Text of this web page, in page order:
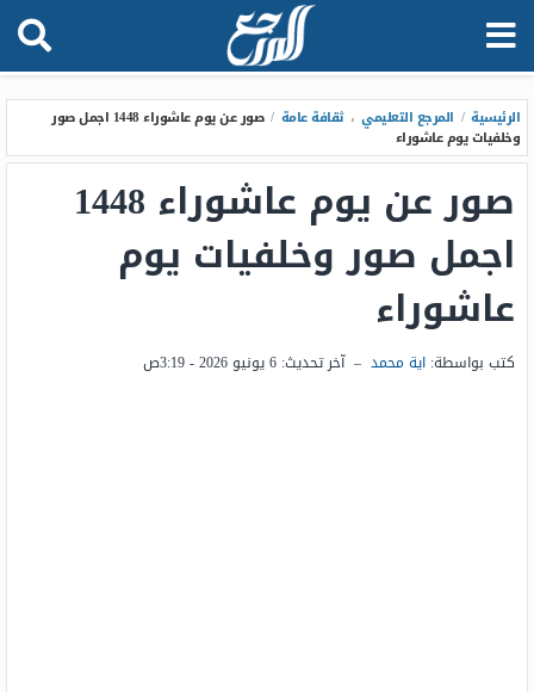
الرئيسية / المرجع التعليمي ، ثقافة عامة /
صور عن يوم عاشوراء 1448 اجمل صور
وخلفيات يوم عاشوراء
صور عن يوم عاشوراء 1448
اجمل صور وخلفيات يوم
عاشوراء
كتب بواسطة: اية محمد – آخر تحديث: 6 يونيو 2026 - 3:19ص